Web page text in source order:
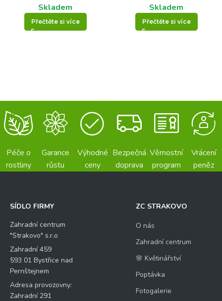
Skladem
Přečtěte si více
Skladem
Přečtěte si více
Péče o
rostliny
Garance
růstu
Výhodné
ceny
Bezpečná
doprava
Věrnostní
program
Vrácení
peněz
SÍDLO FIRMY
Zahradní centrum
"Strakovo" s.r.o
Zahradní 459
593 01 Bystřice nad
Pernštejnem
Adresa provozovny:
Zahradní 291
ZC STRAKOVO
O nás
Zahradní centrum
🌸 Květinářství
Poptávka
Fotogalerie